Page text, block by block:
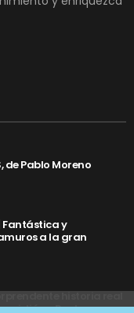
de Pablo Moreno
Fantástica y
a la gran
historia real
en Rocky